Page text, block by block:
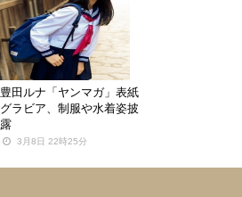
豊田ルナ「ヤンマガ」表紙
グラビア、制服や水着姿披
露
3月8日 22時25分